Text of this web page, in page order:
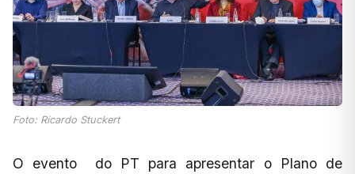
Foto: Ricardo Stuckert
O evento do PT para apresentar o Plano de